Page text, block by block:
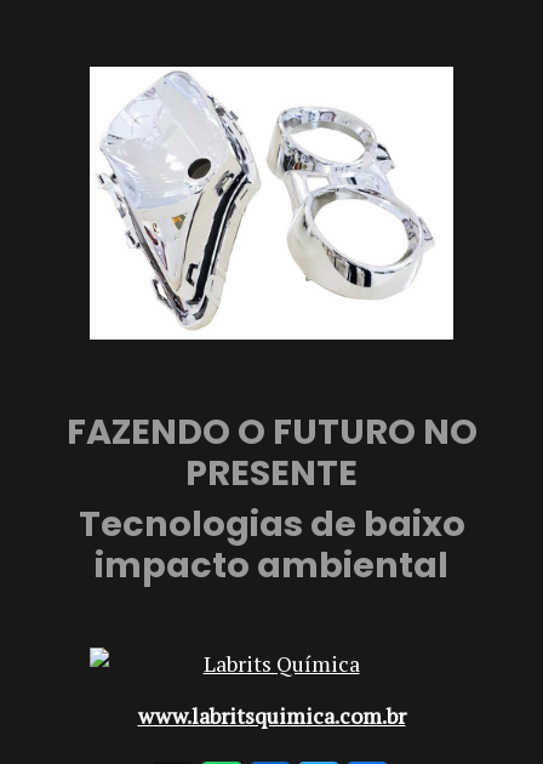
FAZENDO O FUTURO NO
PRESENTE
Tecnologias de baixo
impacto ambiental
www.labritsquimica.com.br